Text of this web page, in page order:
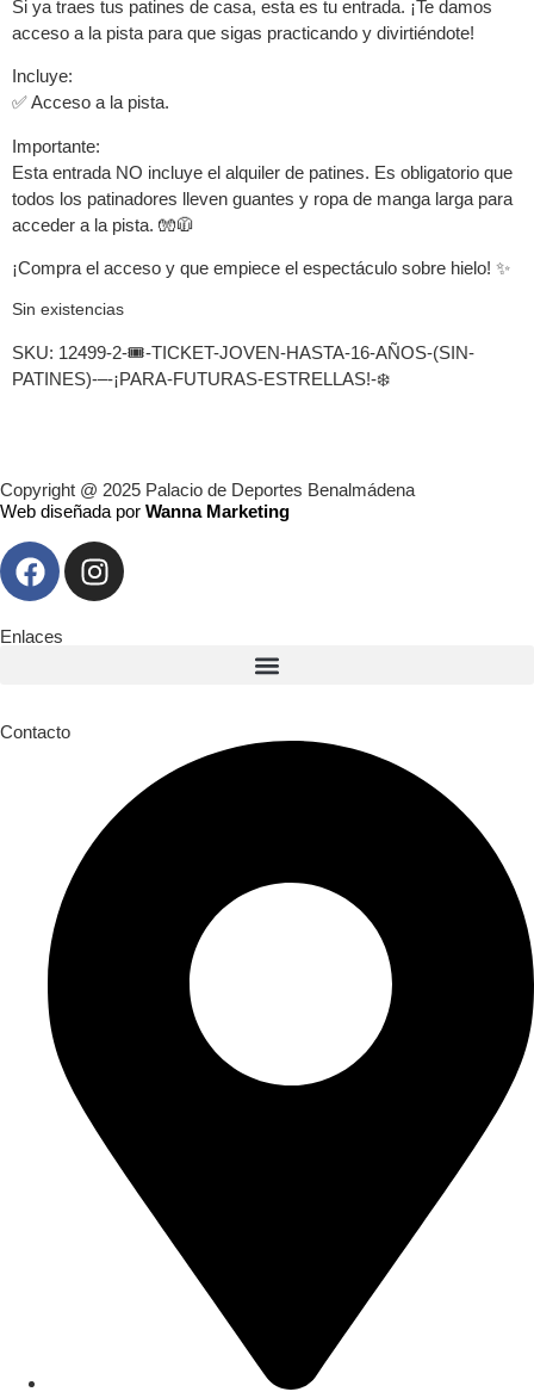
Si ya traes tus patines de casa, esta es tu entrada. ¡Te damos
acceso a la pista para que sigas practicando y divirtiéndote!
Incluye:
✅ Acceso a la pista.
Importante:
Esta entrada NO incluye el alquiler de patines. Es obligatorio que
todos los patinadores lleven guantes y ropa de manga larga para
acceder a la pista. 🧤🧥
¡Compra el acceso y que empiece el espectáculo sobre hielo! ✨
Sin existencias
SKU: 12499-2-🎟️-TICKET-JOVEN-HASTA-16-AÑOS-(SIN-
PATINES)-–-¡PARA-FUTURAS-ESTRELLAS!-❄️
Copyright @ 2025 Palacio de Deportes Benalmádena
Web diseñada por Wanna Marketing
Enlaces
Contacto